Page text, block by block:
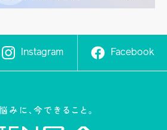
Instagram Facebook